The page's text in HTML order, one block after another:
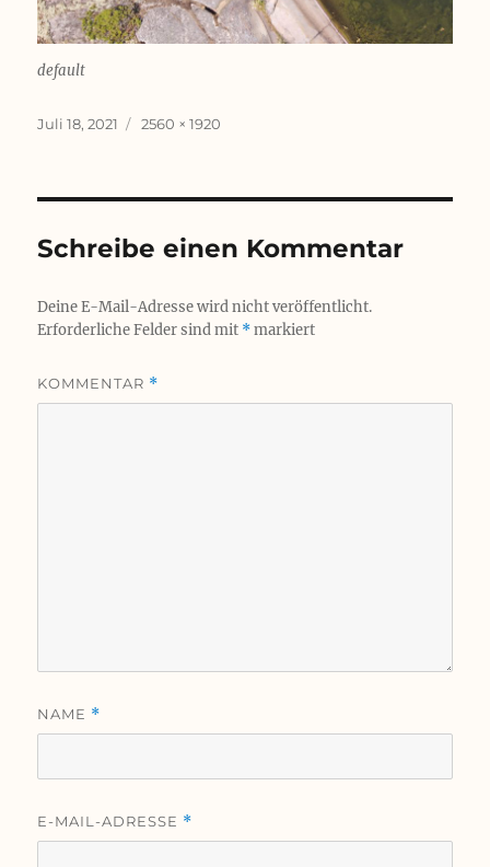
default
Veröffentlicht
Juli 18, 2021 Originalgröße
2560 × 1920
Schreibe einen Kommentar
Deine E-Mail-Adresse wird nicht veröffentlicht.
Erforderliche Felder sind mit *markiert
KOMMENTAR *
NAME *
E-MAIL-ADRESSE *